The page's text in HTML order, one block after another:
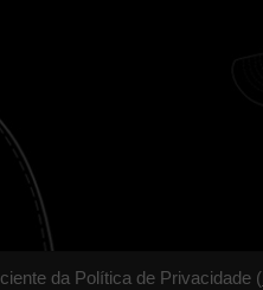
da Política de Privacidade (